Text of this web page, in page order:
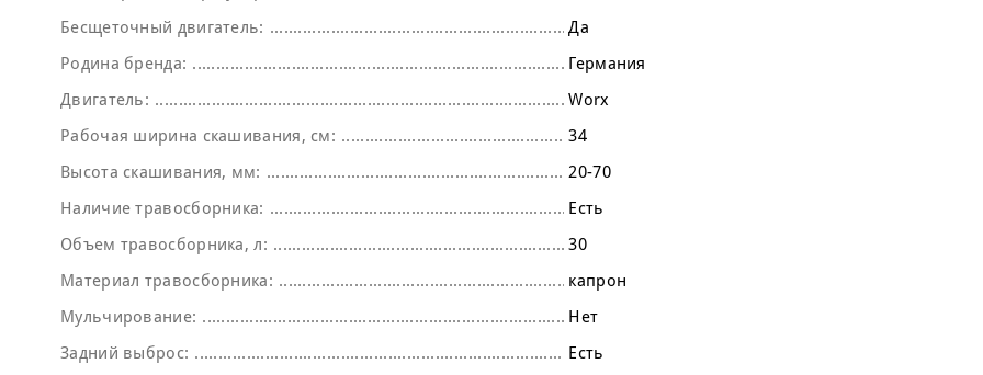
Бесщеточный двигатель:
Да
Родина бренда:
Германия
Двигатель:
Worx
Рабочая ширина скашивания, см:
34
Высота скашивания, мм:
20-70
Наличие травосборника:
Есть
Объем травосборника, л:
30
Материал травосборника:
капрон
Мульчирование:
Нет
Задний выброс:
Есть